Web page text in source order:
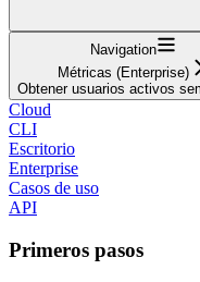
Navigation
Métricas (Enterprise)
Obtener usuarios activos
Cloud
CLI
Escritorio
Enterprise
Casos de uso
API
Primeros pasos